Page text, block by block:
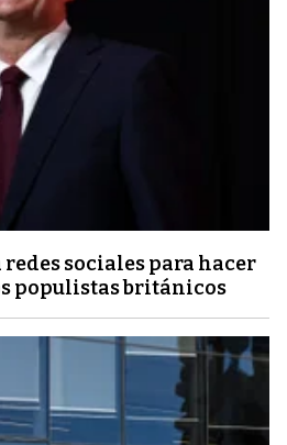
sociales para hacer
populistas británicos